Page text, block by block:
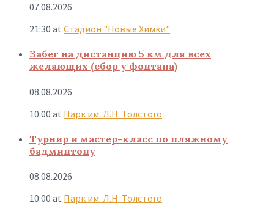
07.08.2026
21:30 at Стадион "Новые Химки"
Забег на дистанцию 5 км для всех
желающих (сбор у фонтана)
08.08.2026
10:00 at Парк им. Л.Н. Толстого
Турнир и мастер-класс по пляжному
бадминтону
08.08.2026
10:00 at Парк им. Л.Н. Толстого